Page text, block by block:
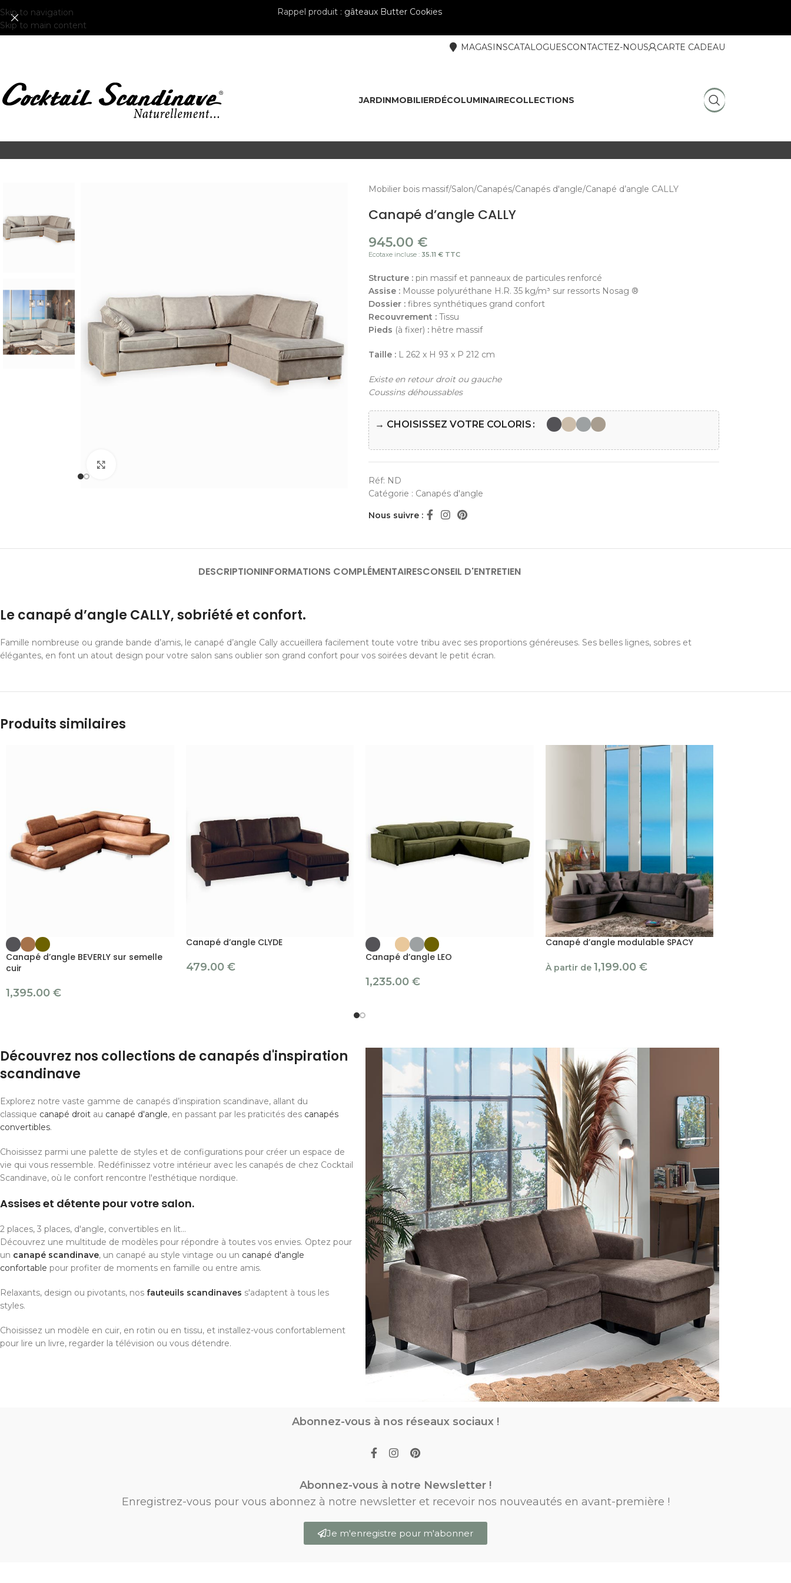
Skip to navigation
Skip to main content
Rappel produit : gâteaux Butter Cookies
MAGASINSCATALOGUESCONTACTEZ-NOUS CARTE CADEAU
JARDINMOBILIERDÉCOLUMINAIRECOLLECTIONS
Mobilier bois massif Salon Canapés Canapés d'angle Canapé d’angle CALLY
Canapé d’angle CALLY
945.00 €
Ecotaxe incluse : 35.11 € TTC
Structure :pin massif et panneaux de particules renforcé
Assise :Mousse polyuréthane H.R. 35 kg/m³ sur ressorts Nosag ®
Dossier :fibres synthétiques grand confort
Recouvrement : Tissu
Pieds (à fixer) :hêtre massif
Taille :L 262 x H 93 x P 212 cm
Existe en retour droit ou gauche
Coussins déhoussables
→ CHOISISSEZ VOTRE COLORIS
Réf: ND
Catégorie : Canapés d'angle
Nous suivre :
DESCRIPTIONINFORMATIONS COMPLÉMENTAIRESCONSEIL D'ENTRETIEN
Le canapé d’angle CALLY, sobriété et confort.
Famille nombreuse ou grande bande d’amis, le canapé d’angle Cally accueillera facilement toute votre tribu avec ses proportions généreuses. Ses belles lignes, sobres et
élégantes, en font un atout design pour votre salon sans oublier son grand confort pour vos soirées devant le petit écran.
Produits similaires
Canapé d’angle BEVERLY sur semelle
cuir
1,395.00 €
Canapé d’angle CLYDE
479.00 €
Canapé d’angle LEO
1,235.00 €
Canapé d’angle modulable SPACY
À partir de 1,199.00 €
Découvrez nos collections de canapés d'inspiration
scandinave
Explorez notre vaste gamme de canapés d’inspiration scandinave, allant du
classique canapé droit au canapé d'angle, en passant par les praticités des canapés
convertibles.
Choisissez parmi une palette de styles et de configurations pour créer un espace de
vie qui vous ressemble. Redéfinissez votre intérieur avec les canapés de chez Cocktail
Scandinave, où le confort rencontre l'esthétique nordique.
Assises et détente pour votre salon.
2 places, 3 places, d'angle, convertibles en lit...
Découvrez une multitude de modèles pour répondre à toutes vos envies. Optez pour
un canapé scandinave, un canapé au style vintage ou un canapé d'angle
confortable pour profiter de moments en famille ou entre amis.
Relaxants, design ou pivotants, nos fauteuils scandinaves s'adaptent à tous les
styles.
Choisissez un modèle en cuir, en rotin ou en tissu, et installez-vous confortablement
pour lire un livre, regarder la télévision ou vous détendre.
Abonnez-vous à nos réseaux sociaux !
Abonnez-vous à notre Newsletter !
Enregistrez-vous pour vous abonnez à notre newsletter et recevoir nos nouveautés en avant-première !
Je m'enregistre pour m'abonner